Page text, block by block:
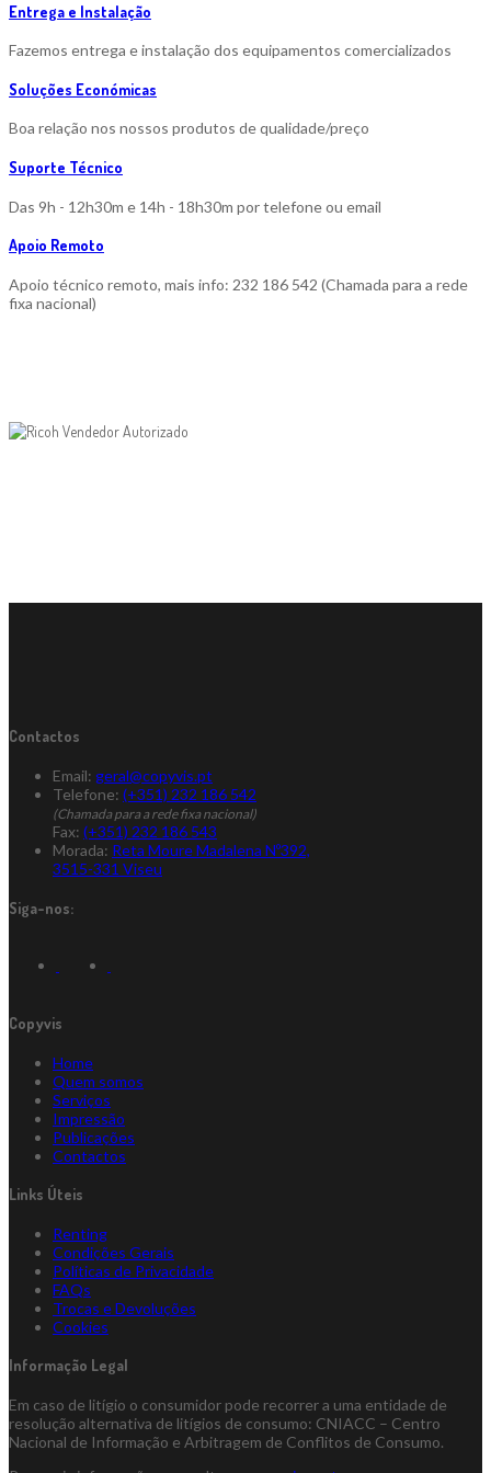
Entrega e Instalação
Fazemos entrega e instalação dos equipamentos comercializados
Soluções Económicas
Boa relação nos nossos produtos de qualidade/preço
Suporte Técnico
Das 9h - 12h30m e 14h - 18h30m por telefone ou email
Apoio Remoto
Apoio técnico remoto, mais info: 232 186 542 (Chamada para a rede
fixa nacional)
Contactos
Email: geral@copyvis.pt
Telefone: (+351) 232 186 542
(Chamada para a rede fixa nacional)
Fax: (+351) 232 186 543
Morada: Reta Moure Madalena Nº392,
3515-331 Viseu
Siga-nos:
Copyvis
Home
Quem somos
Serviços
Impressão
Publicações
Contactos
Links Úteis
Renting
Condições Gerais
Políticas de Privacidade
FAQs
Trocas e Devoluções
Cookies
Informação Legal
Em caso de litígio o consumidor pode recorrer a uma entidade de
resolução alternativa de litígios de consumo: CNIACC – Centro
Nacional de Informação e Arbitragem de Conflitos de Consumo.